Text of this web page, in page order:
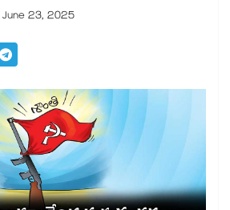
June 23, 2025